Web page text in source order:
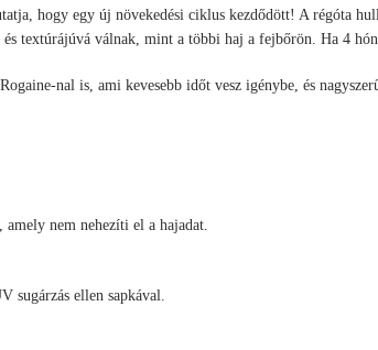
hogy egy új növekedési ciklus kezdődött! A régóta
textúrájúvá válnak, mint a többi haj a fejbőrön. Ha 4
nal is, ami kevesebb időt vesz igénybe, és
nem nehezíti el a hajadat.
sugárzás ellen sapkával.